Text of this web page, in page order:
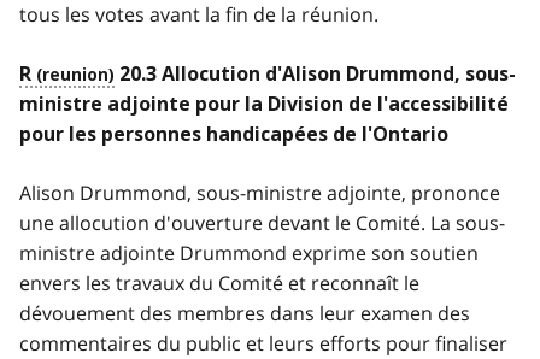
tous les votes avant la fin de la réunion.
R
20.3 Allocution d'Alison Drummond, sous-
ministre adjointe pour la Division de l'accessibilité
pour les personnes handicapées de l'Ontario
Alison Drummond, sous-ministre adjointe, prononce
une allocution d'ouverture devant le Comité. La sous-
ministre adjointe Drummond exprime son soutien
envers les travaux du Comité et reconnaît le
dévouement des membres dans leur examen des
commentaires du public et leurs efforts pour finaliser